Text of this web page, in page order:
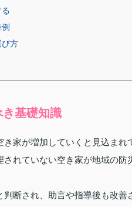
び方
基礎知識
家が増加していくと見込まれ
れていない空き家が地域の防
断され、助言や指導後も改